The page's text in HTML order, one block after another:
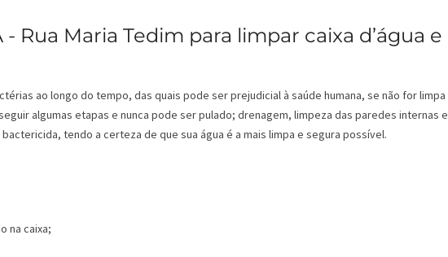
Rua Maria Tedim para limpar caixa d’água e
ao longo do tempo, das quais pode ser prejudicial à saúde humana, se não for limpa
algumas etapas e nunca pode ser pulado; drenagem, limpeza das paredes internas e
tendo a certeza de que sua água é a mais limpa e segura possível.
na caixa;